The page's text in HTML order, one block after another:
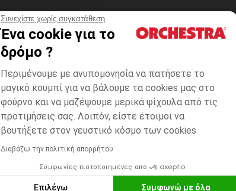
Συνεχίστε χωρίς συγκατάθεση
Ένα cookie για το
δρόμο ?
Περιμένουμε με ανυπομονησία να πατήσετε το
μαγικό κουμπί για να βάλουμε τα cookies μας στο
φούρνο και να μαζέψουμε μερικά ψίχουλα από τις
προτιμήσεις σας. Λοιπόν, είστε έτοιμοι να
βουτήξετε στον γευστικό κόσμο των cookies
Διαβάζω την πολιτική απορρήτου
Συμφωνίες πιστοποιημένες από
Επιλέγω Συμφωνώ με όλα
ΆΜΕΣΗ
ΔΙΑΘΈΣΙΜΟΙ
ΣΕ